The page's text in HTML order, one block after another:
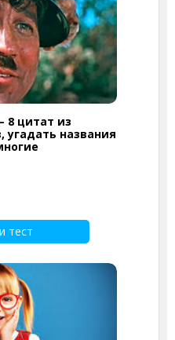
8 цитат из
угадать названия
тест